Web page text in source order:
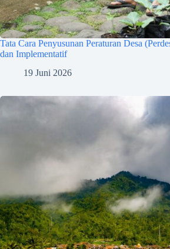
Tata Cara Penyusunan Peraturan Desa
dan Implementatif
19 Juni 2026